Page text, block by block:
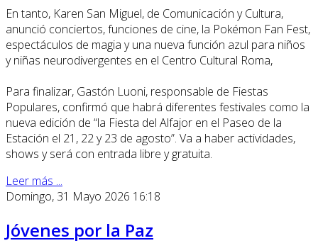
En tanto, Karen San Miguel, de Comunicación y Cultura,
anunció conciertos, funciones de cine, la Pokémon Fan Fest,
espectáculos de magia y una nueva función azul para niños
y niñas neurodivergentes en el Centro Cultural Roma,
Para finalizar, Gastón Luoni, responsable de Fiestas
Populares, confirmó que habrá diferentes festivales como la
nueva edición de “la Fiesta del Alfajor en el Paseo de la
Estación el 21, 22 y 23 de agosto”. Va a haber actividades,
shows y será con entrada libre y gratuita.
Leer más ...
Domingo, 31 Mayo 2026 16:18
Jóvenes por la Paz